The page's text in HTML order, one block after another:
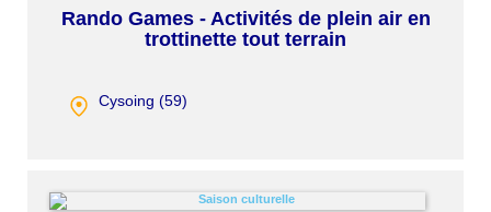
Rando Games - Activités de plein air en
trottinette tout terrain
Cysoing (59)